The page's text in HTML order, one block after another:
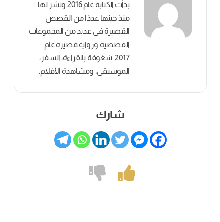
بدأت الكتابة عام 2016 ونشر لها
منذ حينها عددًا من القصص
القصيرة فى عديد من المجموعات
القصصية ورواية قصيرة عام
2017. شغوفة بالقراءة، السفر،
الموسيقى، ومشاهدة الأفلام.
شارك